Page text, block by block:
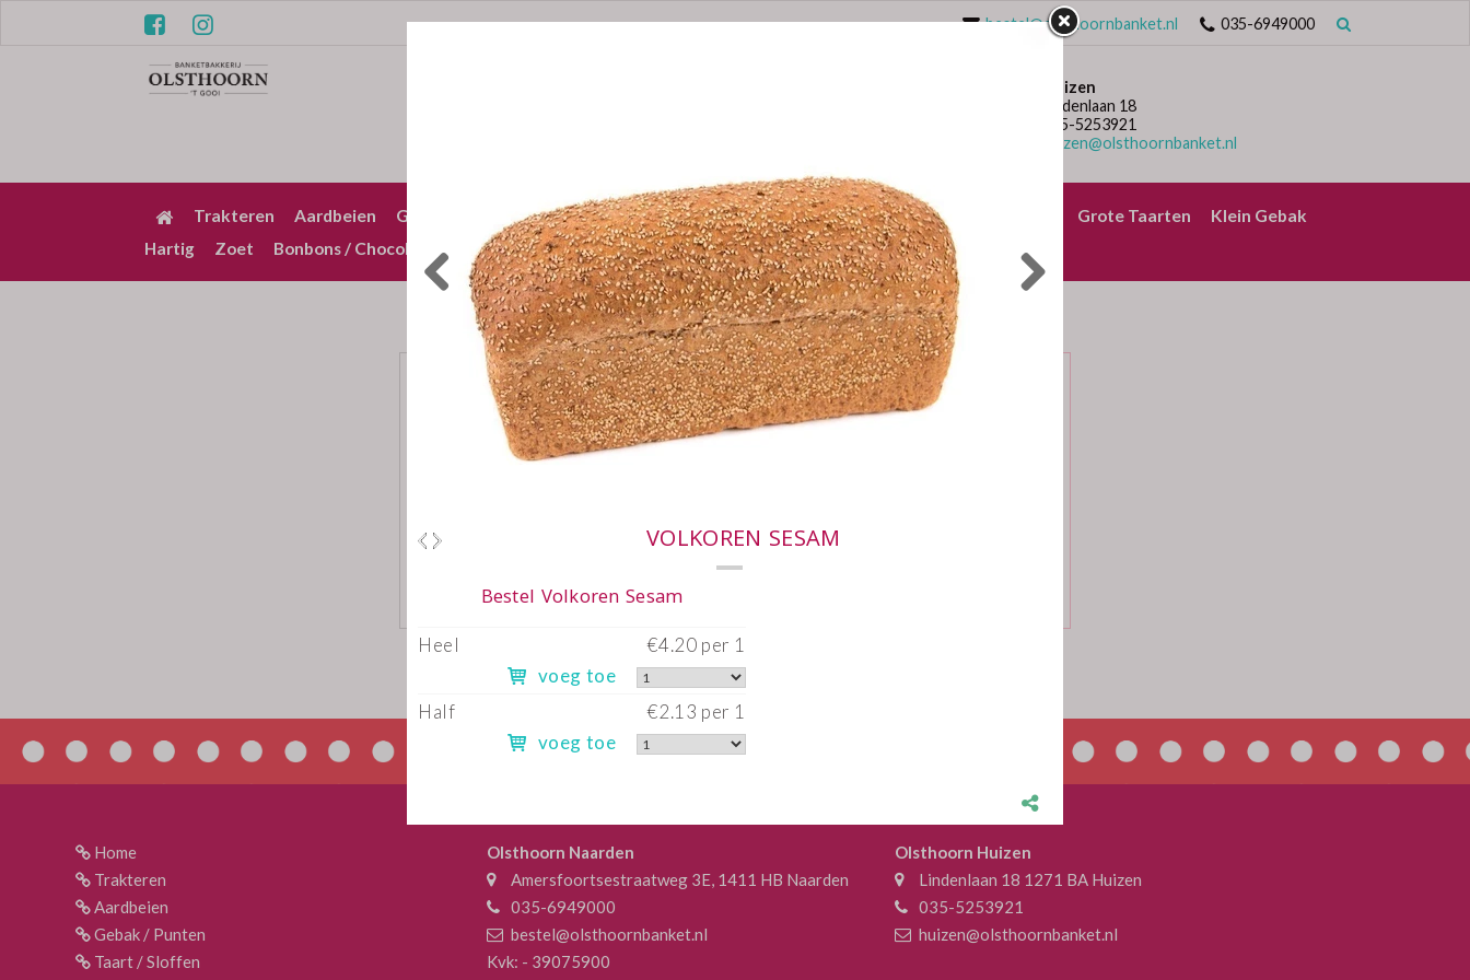
bestel@olsthoornbanket.nl 035-6949000
Huizen
Lindenlaan 18
035-5253921
huizen@olsthoornbanket.nl
Trakteren Aardbeien Gebak / Punten Taart / Sloffen Groot Brood Klein Brood Desem/Borrelbrood Grote Taarten
Klein Gebak
Hartig
Zoet Bonbons / Chocolade Bezorgkosten Dieet/allergie Gevuld Brood Werken Bij
VOLKOREN SESAM
Home
Trakteren
Aardbeien
Gebak / Punten
Taart / Sloffen
Olsthoorn Naarden
Amersfoortsestraatweg 3E, 1411 HB Naarden
035-6949000
bestel@olsthoornbanket.nl
Kvk: - 39075900
Olsthoorn Huizen
Lindenlaan 18 1271 BA Huizen
035-5253921
huizen@olsthoornbanket.nl